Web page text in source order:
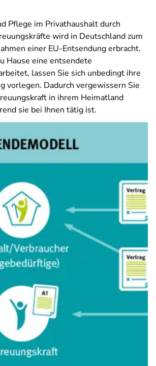
Pflege im Privathaushalt durch
wird in Deutschland zum
einer EU-Entsendung erbracht.
Hause eine entsendete
lassen Sie sich unbedingt ihre
vorlegen. Dadurch vergewissern Sie
in ihrem Heimatland
sie bei Ihnen tätig ist.